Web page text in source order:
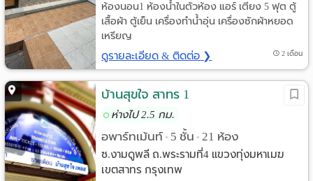
ห้องนอน1 ห้องน้ำในตัวห้อง แอร์ เตียง 5 ฟุต ตู้
เสื้อผ้า ตู้เย็น เครื่องทำน้ำอุ่น เครื่องซักผ้าหยอด
เหรียญ
ดูรายละเอียด & ติดต่อ ❯ 2 เดือน
บ้านสุขใจ สาทร 1
ห่างไป 2.5 กม.
อพาร์ทเม้นท์ • 5 ชั้น • 21 ห้อง
ซ.งามดูพลี ถ.พระรามที่4 แขวงทุ่งมหาเมฆ
เขตสาทร กรุงเทพ